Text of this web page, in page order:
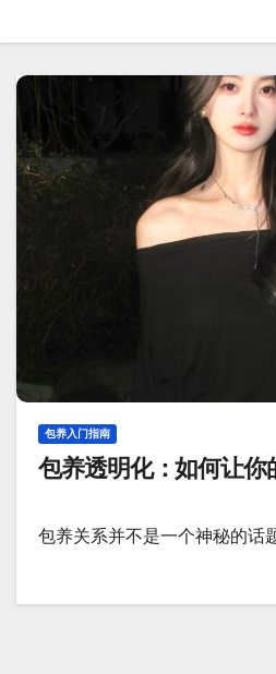
包养入门指南
包养透明化：如何让你
包养关系并不是一个神秘的话